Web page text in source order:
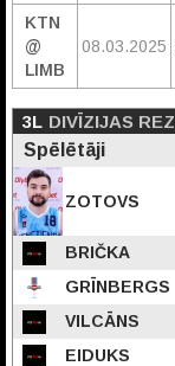
KTN
@
LIMB
08.03.2025
3L DIVĪZIJAS
Spēlētāji
ZOTOVS
BRIČKA
GRĪNBERGS
VILCĀNS
EIDUKS